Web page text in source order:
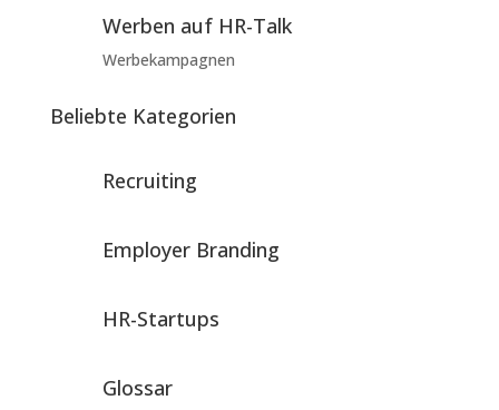
Werben auf HR-Talk
Werbekampagnen
Beliebte Kategorien
Recruiting
Employer Branding
HR-Startups
Glossar